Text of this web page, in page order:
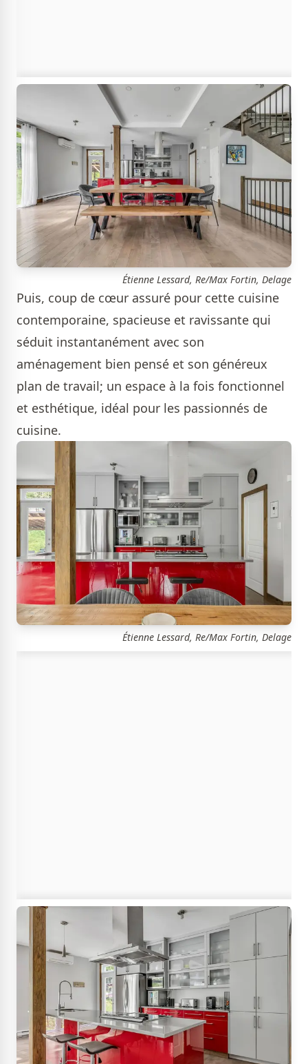
Étienne Lessard, Re/Max Fortin, Delage
Puis, coup de cœur assuré pour cette cuisine
contemporaine, spacieuse et ravissante qui
séduit instantanément avec son
aménagement bien pensé et son généreux
plan de travail; un espace à la fois fonctionnel
et esthétique, idéal pour les passionnés de
cuisine.
Étienne Lessard, Re/Max Fortin, Delage